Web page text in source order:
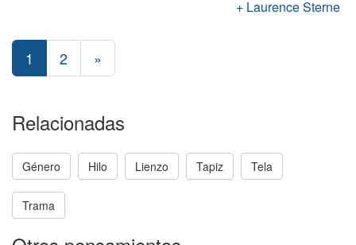
Laurence Sterne
1 2 »
Relacionadas
Género Hilo Lienzo Tapiz Tela
Trama